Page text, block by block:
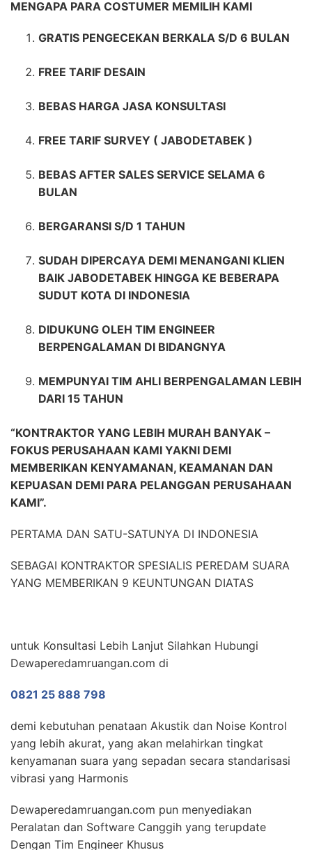
MENGAPA PARA COSTUMER MEMILIH KAMI
GRATIS PENGECEKAN BERKALA S/D 6 BULAN
FREE TARIF DESAIN
BEBAS HARGA JASA KONSULTASI
FREE TARIF SURVEY ( JABODETABEK )
BEBAS AFTER SALES SERVICE SELAMA 6
BULAN
BERGARANSI S/D 1 TAHUN
SUDAH DIPERCAYA DEMI MENANGANI KLIEN
BAIK JABODETABEK HINGGA KE BEBERAPA
SUDUT KOTA DI INDONESIA
DIDUKUNG OLEH TIM ENGINEER
BERPENGALAMAN DI BIDANGNYA
MEMPUNYAI TIM AHLI BERPENGALAMAN LEBIH
DARI 15 TAHUN
“KONTRAKTOR YANG LEBIH MURAH BANYAK –
FOKUS PERUSAHAAN KAMI YAKNI DEMI
MEMBERIKAN KENYAMANAN, KEAMANAN DAN
KEPUASAN DEMI PARA PELANGGAN PERUSAHAAN
KAMI”.
PERTAMA DAN SATU-SATUNYA DI INDONESIA
SEBAGAI KONTRAKTOR SPESIALIS PEREDAM SUARA
YANG MEMBERIKAN 9 KEUNTUNGAN DIATAS
untuk Konsultasi Lebih Lanjut Silahkan Hubungi
Dewaperedamruangan.com di
0821 25 888 798
demi kebutuhan penataan Akustik dan Noise Kontrol
yang lebih akurat, yang akan melahirkan tingkat
kenyamanan suara yang sepadan secara standarisasi
vibrasi yang Harmonis
Dewaperedamruangan.com pun menyediakan
Peralatan dan Software Canggih yang terupdate
Dengan Tim Engineer Khusus